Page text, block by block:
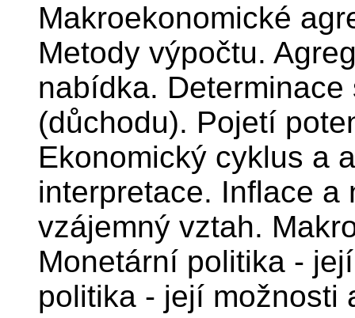
Makroekonomické
Metody výpočtu.
nabídka.
(důchodu). Pojetí
Ekonomický cyklus a
interpretace. Inflace a
vzájemný vztah.
Monetární politika -
politika - její možnosti